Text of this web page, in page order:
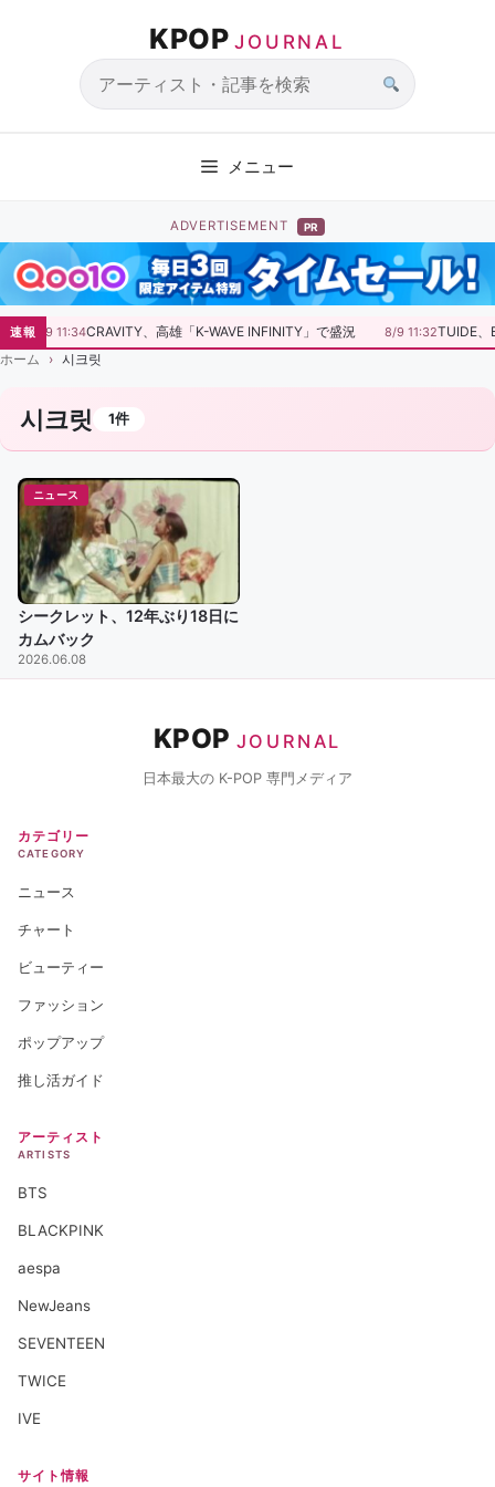
プ
KPOP JOURNAL
サ
メニュー
ADVERTISEMENT PR
速報8/9 11:34CRAVITY、高雄「K-WAVE INFINITY」で盛況 8/9 11:32TUIDE、
ホーム
시크릿
시크릿 1件
ニュース
シークレット、12年ぶり18日に
カムバック
2026.06.08
KPOP JOURNAL
日本最大の K-POP 専門メディア
カテゴリー
CATEGORY
ニュース
チャート
ビューティー
ファッション
ポップアップ
推し活ガイド
アーティスト
ARTISTS
BTS
BLACKPINK
aespa
NewJeans
SEVENTEEN
TWICE
IVE
サイト情報